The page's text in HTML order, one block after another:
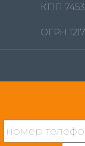
КПП
ОГРН